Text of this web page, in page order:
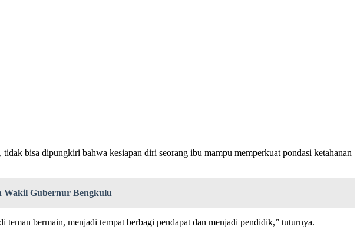
bisa dipungkiri bahwa kesiapan diri seorang ibu mampu memperkuat pondasi ketahanan
Wakil Gubernur Bengkulu
bermain, menjadi tempat berbagi pendapat dan menjadi pendidik,” tuturnya.